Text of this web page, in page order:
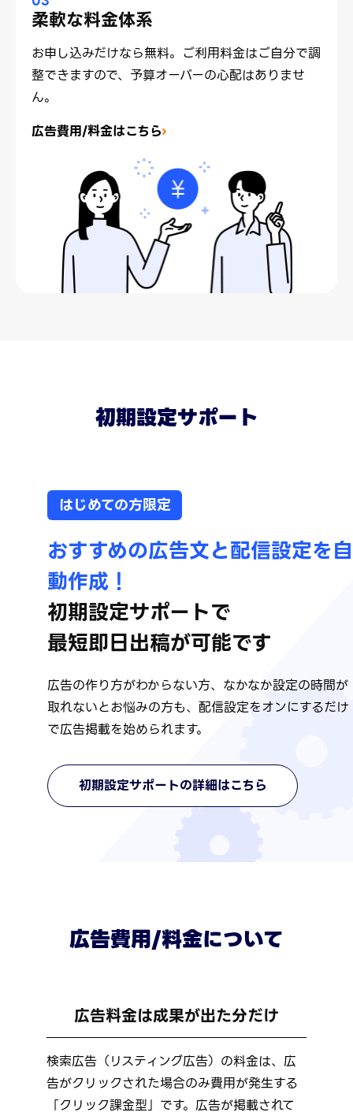
柔軟な料金体系
お申し込みだけなら無料。ご利用料金はご自分で調
整できますので、予算オーバーの心配はありませ
ん。
広告費用/料金はこちら
初期設定サポート
はじめての方限定
おすすめの広告文と配信設定を自
動作成！
初期設定サポートで
最短即日出稿が可能です
広告の作り方がわからない方、なかなか設定の時間が
取れないとお悩みの方も、配信設定をオンにするだけ
で広告掲載を始められます。
初期設定サポートの詳細はこちら
広告費用/料金について
広告料金は成果が出た分だけ
検索広告（リスティング広告）の料金は、広
告がクリックされた場合のみ費用が発生する
「クリック課金型」です。広告が掲載されて